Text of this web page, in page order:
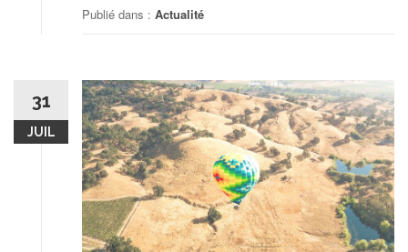
Publié dans : Actualité
31
JUIL